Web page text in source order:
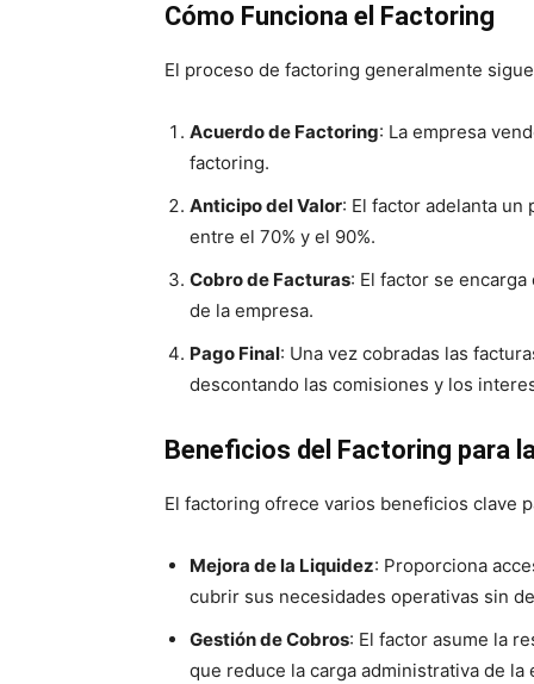
Cómo Funciona el Factoring
El proceso de factoring generalmente
Acuerdo de Factoring: La empresa
factoring.
Anticipo del Valor: El factor adelanta
entre el 70% y el 90%.
Cobro de Facturas: El factor se
de la empresa.
Pago Final: Una vez cobradas las
descontando las comisiones y los
Beneficios del Factoring para
El factoring ofrece varios beneficios clave
Mejora de la Liquidez: Proporciona
cubrir sus necesidades operativas sin
Gestión de Cobros: El factor asume la
que reduce la carga administrativa de